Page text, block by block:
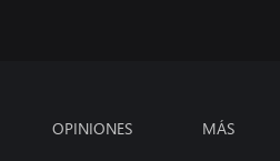
OPINIONES MÁS